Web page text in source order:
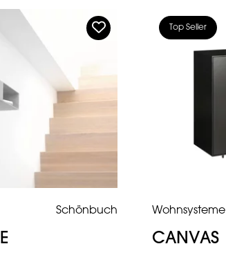
Schönbuch
Top Seller
Wohnsysteme
CANVAS